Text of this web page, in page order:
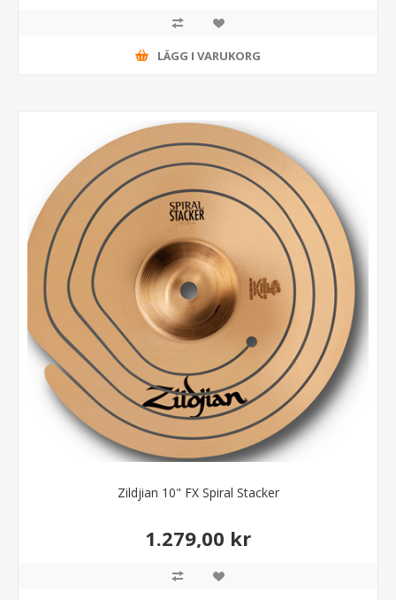
LÄGG I VARUKORG
Zildjian 10" FX Spiral Stacker
1.279,00 kr